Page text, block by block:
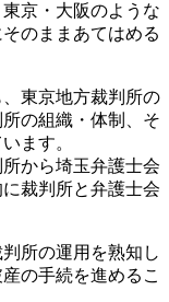
京・大阪のような
のままあてはめる
東京地方裁判所の
の組織・体制、そ
ます。
から埼玉弁護士会
裁判所と弁護士会
所の運用を熟知し
の手続を進めるこ